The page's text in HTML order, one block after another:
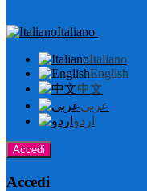
Italiano
Italiano
English
中文
عربى
اردو
Accedi
Accedi